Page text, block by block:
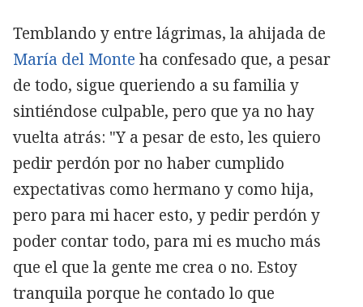
Temblando y entre lágrimas, la ahijada de
María del Monte ha confesado que, a pesar
de todo, sigue queriendo a su familia y
sintiéndose culpable, pero que ya no hay
vuelta atrás: "Y a pesar de esto, les quiero
pedir perdón por no haber cumplido
expectativas como hermano y como hija,
pero para mi hacer esto, y pedir perdón y
poder contar todo, para mi es mucho más
que el que la gente me crea o no. Estoy
tranquila porque he contado lo que